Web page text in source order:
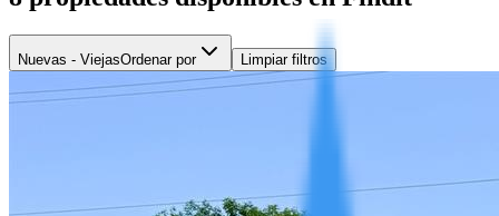
Nuevas - ViejasOrdenar por Limpiar filtros